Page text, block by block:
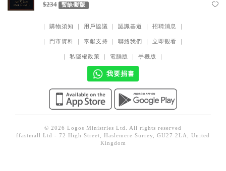
靈修／禱告
信徒生活
教會事工
分齡牧養
哲學／宗教比較
見證／傳記
文藝／勵志
$234 暫缺/斷版
｜ 購物須知 ｜ 用戶協議 ｜ 認識基道 ｜ 招聘消息 ｜
｜ 門市資料 ｜ 奉獻支持 ｜ 聯絡我們 ｜ 立即觀看 ｜
｜ 私隱權政策 ｜ 電腦版 ｜ 手機版 ｜
我要捐書
© 2026 Logos Ministries Ltd. All rights reserved
ffastmall Ltd - 72 High Street, Haslemere Surrey, GU27 2LA, United
Kingdom